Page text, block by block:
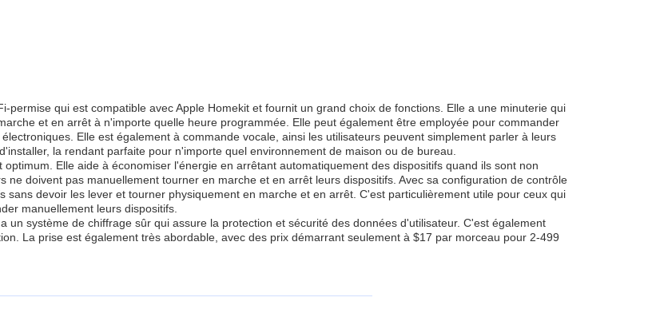
permise qui est compatible avec Apple Homekit et fournit un grand choix de fonctions. Elle a une minuterie qui
et en arrêt à n'importe quelle heure programmée. Elle peut également être employée pour commander
Elle est également à commande vocale, ainsi les utilisateurs peuvent simplement parler à leurs
la rendant parfaite pour n'importe quel environnement de maison ou de bureau.
Elle aide à économiser l'énergie en arrêtant automatiquement des dispositifs quand ils sont non
doivent pas manuellement tourner en marche et en arrêt leurs dispositifs. Avec sa configuration de contrôle
devoir les lever et tourner physiquement en marche et en arrêt. C'est particulièrement utile pour ceux qui
manuellement leurs dispositifs.
un système de chiffrage sûr qui assure la protection et sécurité des données d'utilisateur. C'est également
La prise est également très abordable, avec des prix démarrant seulement à $17 par morceau pour 2-499